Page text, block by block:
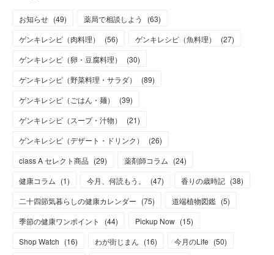
お知らせ (49) 薬局で相談しよう (63)
ゲンキレシピ（肉料理）
(56) ゲンキレシピ（魚料理） (27)
ゲンキレシピ（卵・豆腐料理）
(30)
ゲンキレシピ（野菜料理・サラダ）
(89)
ゲンキレシピ（ごはん・麺）
(39)
ゲンキレシピ（スープ・汁物）
(21)
ゲンキレシピ（デザート・ドリンク）
(26)
class A セレクト商品 (29) 薬剤師コラム (24)
健康コラム (1) 今月、何読もう。 (47) 香りの歳時記 (38)
二十四節気暮らしの健康カレンダー (75) 道端植物図鑑 (5)
季節の健康ワンポイント
(44) Pickup Now (15)
Shop Watch (16) わが街じまん (16) 今月のLife (50)